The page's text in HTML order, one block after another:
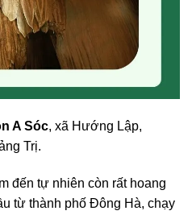
A Sóc, xã Hướng Lập,
Trị.
đến tự nhiên còn rất hoang
từ thành phố Đông Hà, chạy